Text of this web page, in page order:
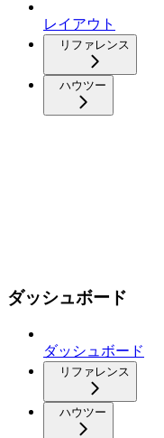
レイアウト
リファレンス
ハウツー
ダッシュボード
ダッシュボード
リファレンス
ハウツー